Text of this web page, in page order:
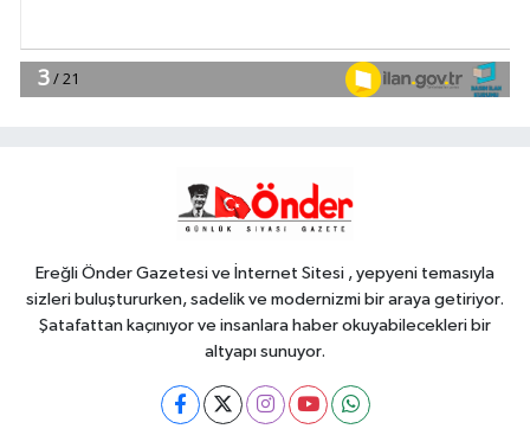
08:23 Meteoroloji'den iki bölgeye
kritik uyarı! Kuvvetli sağanak ve
Ereğli Önder Gazetesi ve İnternet Sitesi , yepyeni temasıyla
sizleri buluştururken, sadelik ve modernizmi bir araya getiriyor.
Şatafattan kaçınıyor ve insanlara haber okuyabilecekleri bir
altyapı sunuyor.